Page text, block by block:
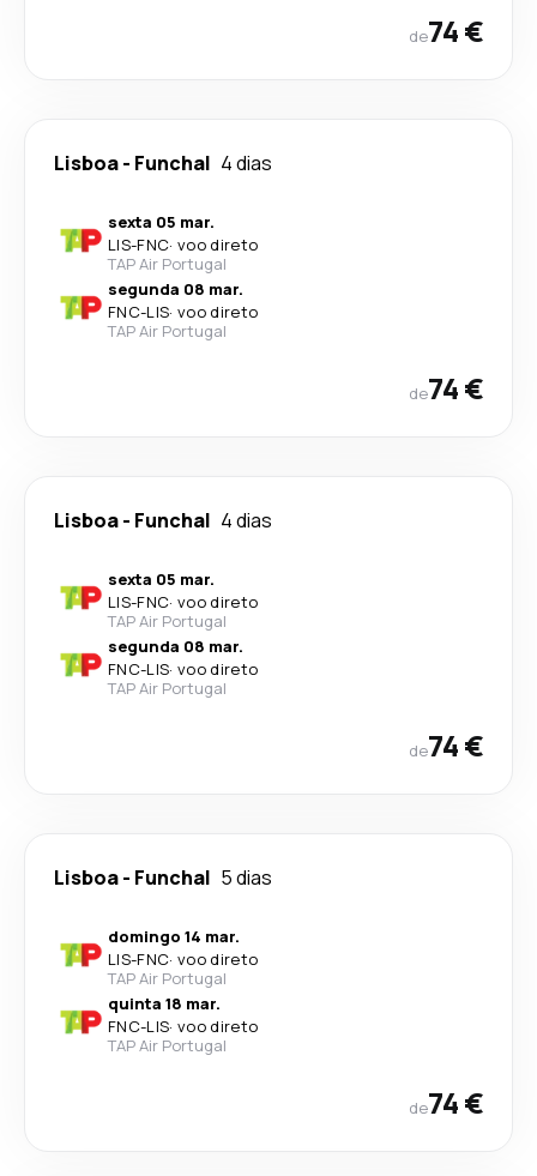
de74 €
Lisboa- Funchal 4 dias
sexta 05 mar.
LIS-FNC· voo direto
TAP Air Portugal
segunda 08 mar.
FNC-LIS· voo direto
TAP Air Portugal
de74 €
Lisboa- Funchal 4 dias
sexta 05 mar.
LIS-FNC· voo direto
TAP Air Portugal
segunda 08 mar.
FNC-LIS· voo direto
TAP Air Portugal
de74 €
Lisboa- Funchal 5 dias
domingo 14 mar.
LIS-FNC· voo direto
TAP Air Portugal
quinta 18 mar.
FNC-LIS· voo direto
TAP Air Portugal
de74 €